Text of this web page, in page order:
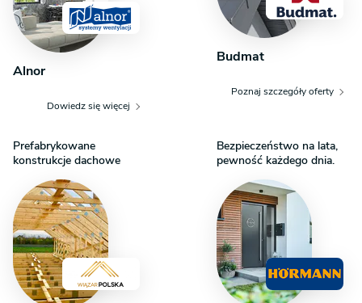
Alnor
Dowiedz się więcej
Budmat
Poznaj szczegóły oferty
Prefabrykowane
konstrukcje dachowe
Bezpieczeństwo na lata,
pewność każdego dnia.